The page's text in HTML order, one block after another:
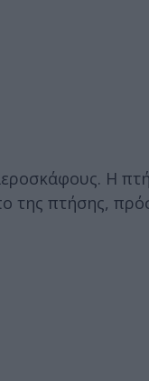
Η
της πτήσης,